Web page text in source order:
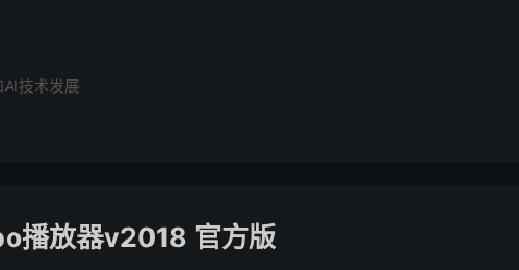
技术发展
播放器v2018 官方版